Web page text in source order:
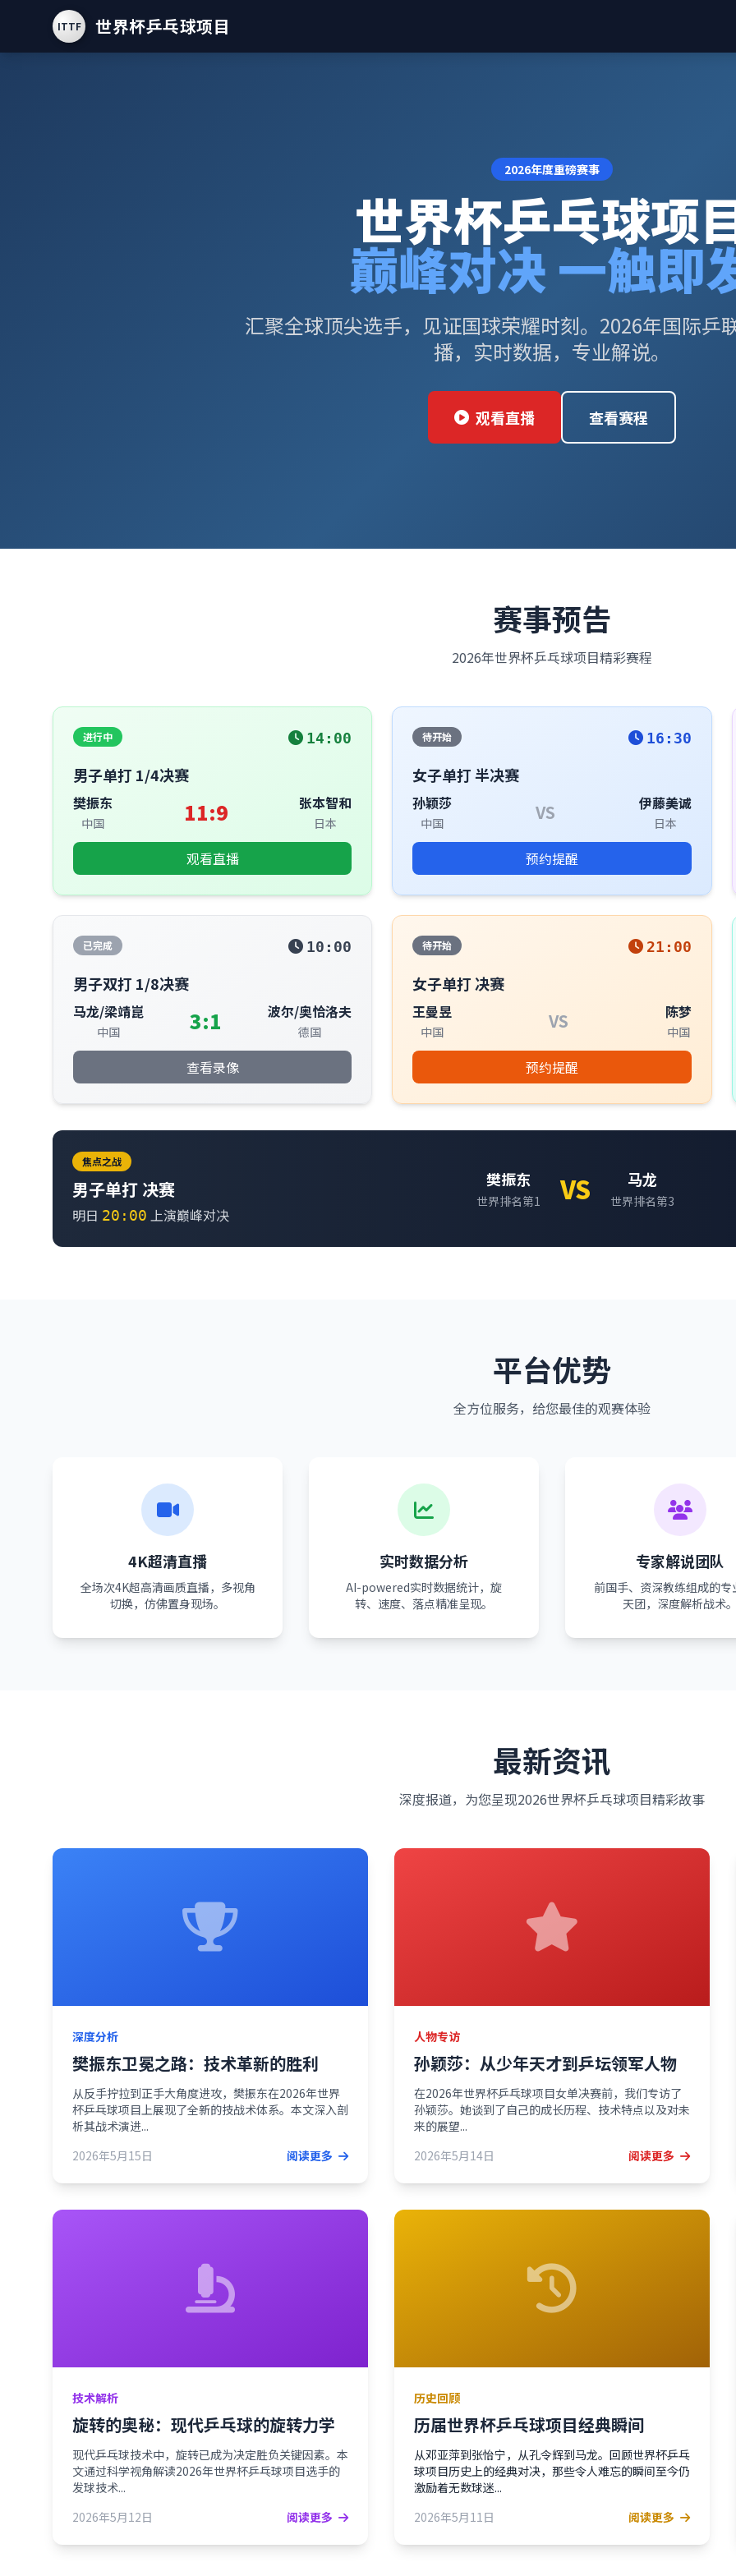
ITTF 世界杯乒乓球项目
2026年度重磅赛事
世界杯乒乓球项
巅峰对决 一触即
汇聚全球顶尖选手，见证国球荣耀时刻。2026年国际乒
播，实时数据，专业解说。
观看直播 查看赛程
赛事预告
2026年世界杯乒乓球项目精彩赛程
进行中 14:00
男子单打 1/4决赛
樊振东
中国 11:9 张本智和
日本
观看直播
待开始 16:30
女子单打 半决赛
孙颖莎
中国 VS 伊藤美诚
日本
预约提醒
已完成 10:00
男子双打 1/8决赛
马龙/梁靖崑
中国 3:1 波尔/奥恰洛夫
德国
查看录像
待开始 21:00
女子单打 决赛
王曼昱
中国 VS 陈梦
中国
预约提醒
焦点之战
男子单打 决赛
明日 20:00 上演巅峰对决
樊振东
世界排名第1 VS 马龙
世界排名第3
平台优势
全方位服务，给您最佳的观赛体验
4K超清直播
全场次4K超高清画质直播，多视角
切换，仿佛置身现场。
实时数据分析
AI-powered实时数据统计，旋
转、速度、落点精准呈现。
专家解说团队
前国手、资深教练组成的专
天团，深度解析战术
最新资讯
深度报道，为您呈现2026世界杯乒乓球项目精彩故事
深度分析
樊振东卫冕之路：技术革新的胜利
从反手拧拉到正手大角度进攻，樊振东在2026年世界
杯乒乓球项目上展现了全新的技战术体系。本文深入剖
析其战术演进...
2026年5月15日
阅读更多
人物专访
孙颖莎：从少年天才到乒坛领军人物
在2026年世界杯乒乓球项目女单决赛前，我们专访了
孙颖莎。她谈到了自己的成长历程、技术特点以及对未
来的展望...
2026年5月14日
阅读更多
技术解析
旋转的奥秘：现代乒乓球的旋转力学
现代乒乓球技术中，旋转已成为决定胜负关键因素。本
文通过科学视角解读2026年世界杯乒乓球项目选手的
发球技术...
2026年5月12日
阅读更多
历史回顾
历届世界杯乒乓球项目经典瞬间
从邓亚萍到张怡宁，从孔令辉到马龙。回顾世界杯乒乓
球项目历史上的经典对决，那些令人难忘的瞬间至今仍
激励着无数球迷...
2026年5月11日
阅读更多